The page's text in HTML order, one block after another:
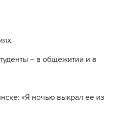
– в общежитии и в
«Я ночью выкрал ее из